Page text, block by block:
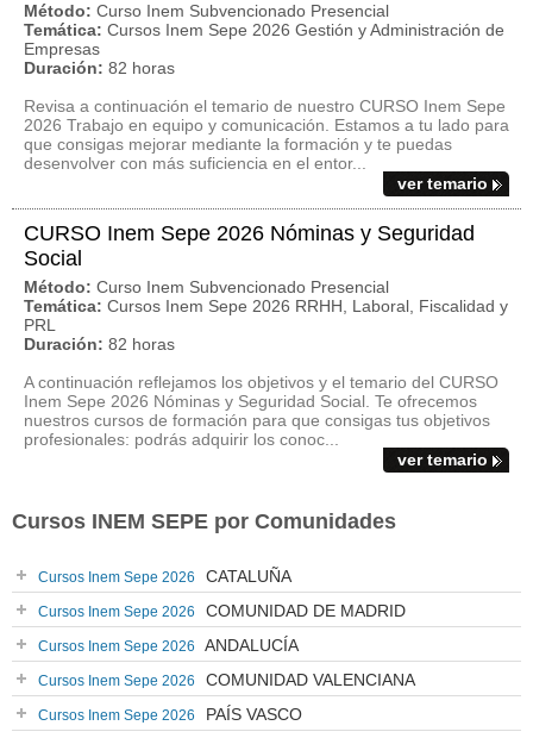
Método: Curso Inem Subvencionado Presencial
Temática: Cursos Inem Sepe 2026 Gestión y Administración de
Empresas
Duración: 82 horas
Revisa a continuación el temario de nuestro CURSO Inem Sepe
2026 Trabajo en equipo y comunicación. Estamos a tu lado para
que consigas mejorar mediante la formación y te puedas
desenvolver con más suficiencia en el entor...
ver temario
CURSO Inem Sepe 2026 Nóminas y Seguridad
Social
Método: Curso Inem Subvencionado Presencial
Temática: Cursos Inem Sepe 2026 RRHH, Laboral, Fiscalidad y
PRL
Duración: 82 horas
A continuación reflejamos los objetivos y el temario del CURSO
Inem Sepe 2026 Nóminas y Seguridad Social. Te ofrecemos
nuestros cursos de formación para que consigas tus objetivos
profesionales: podrás adquirir los conoc...
ver temario
Cursos INEM SEPE por Comunidades
Cursos Inem Sepe 2026 CATALUÑA
Cursos Inem Sepe 2026 COMUNIDAD DE MADRID
Cursos Inem Sepe 2026 ANDALUCÍA
Cursos Inem Sepe 2026 COMUNIDAD VALENCIANA
Cursos Inem Sepe 2026 PAÍS VASCO